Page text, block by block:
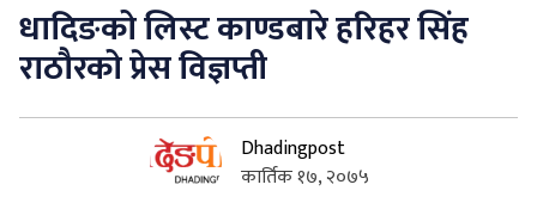
कृषि/सहकारी
साहित्य / संस्कृति
धादिङको लिस्ट काण्डबारे हरिहर सिंह
राठौरको प्रेस विज्ञप्ती
Dhadingpost
कार्तिक १७, २०७५